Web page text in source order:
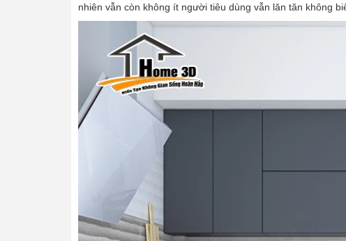
nhiên vẫn còn không ít người tiêu dùng vẫn lăn tăn không